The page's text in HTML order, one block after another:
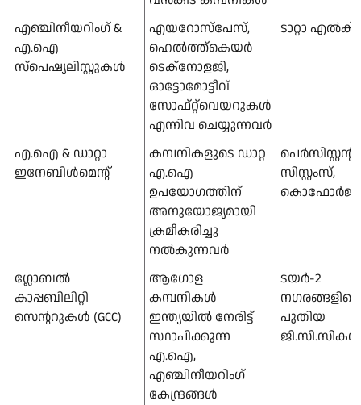
എഞ്ചിനീയറിംഗ് &
എ.ഐ
സ്പെഷ്യലിസ്റ്റുകൾ
എയറോസ്പേസ്,
ഹെൽത്ത്കെയർ
ടെക്നോളജി,
ഓട്ടോമോട്ടീവ്
സോഫ്റ്റ്‌വെയറുകൾ
എന്നിവ ചെയ്യുന്നവർ
ടാറ്റാ
എ.ഐ & ഡാറ്റാ
ഇനേബിൾമെന്റ്
കമ്പനികളുടെ ഡാറ്റ
എ.ഐ
ഉപയോഗത്തിന്
അനുയോജ്യമായി
ക്രമീകരിച്ചു
നൽകുന്നവർ
പെർസിസ്റ്റന്റ്
സിസ്റ്റംസ്,
കൊഫോർജ്
ഗ്ലോബൽ
കാപ്പബിലിറ്റി
സെന്ററുകൾ (GCC)
ആഗോള
കമ്പനികൾ
ഇന്ത്യയിൽ നേരിട്ട്
സ്ഥാപിക്കുന്ന
എ.ഐ,
എഞ്ചിനീയറിംഗ്
കേന്ദ്രങ്ങൾ
ടയർ-2
നഗരങ്ങളിലെ
പുതിയ
ജി.സി.സികൾ